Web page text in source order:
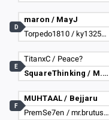
maron / MayJ
Torpedo1810 / ky132526
D
TitanxC / Peace?
SquareThinking / M.Hot Dog
E
MUHTAAL / Bejjaru
PremSe7en / mr.brutus_12
F